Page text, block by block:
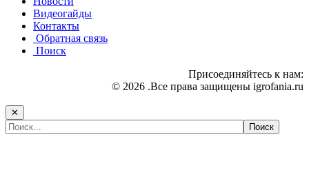
Видеогайды
Контакты
Обратная связь
Поиск
Присоединяйтесь к нам:
© 2026 .Все права защищены igrofania.ru
✕